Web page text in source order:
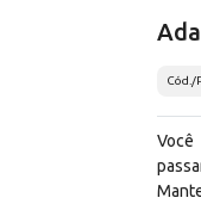
Cód./